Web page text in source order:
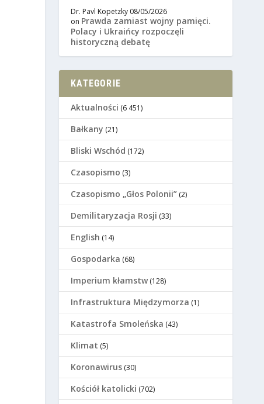
Dr. Pavl Kopetzky 08/05/2026
on Prawda zamiast wojny pamięci.
Polacy i Ukraińcy rozpoczęli
historyczną debatę
KATEGORIE
Aktualności (6 451)
Bałkany (21)
Bliski Wschód (172)
Czasopismo (3)
Czasopismo „Głos Polonii” (2)
Demilitaryzacja Rosji (33)
English (14)
Gospodarka (68)
Imperium kłamstw (128)
Infrastruktura Międzymorza (1)
Katastrofa Smoleńska (43)
Klimat (5)
Koronawirus (30)
Kościół katolicki (702)